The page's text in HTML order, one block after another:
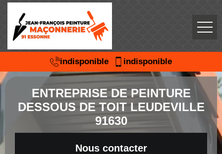
indisponible indisponible
ENTREPRISE DE PEINTURE
DESSOUS DE TOIT LEUDEVILLE
91630
Nous contacter